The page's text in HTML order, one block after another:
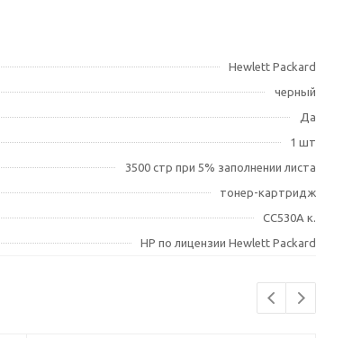
Hewlett Packard
черный
Да
1 шт
3500 стр при 5% заполнении листа
тонер-картридж
CC530A к.
HP по лицензии Hewlett Packard